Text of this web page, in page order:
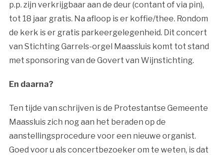
p.p. zijn verkrijgbaar aan de deur (contant of via pin),
tot 18 jaar gratis. Na afloop is er koffie/thee. Rondom
de kerk is er gratis parkeergelegenheid. Dit concert
van Stichting Garrels-orgel Maassluis komt tot stand
met sponsoring van de Govert van Wijnstichting.
En daarna?
Ten tijde van schrijven is de Protestantse Gemeente
Maassluis zich nog aan het beraden op de
aanstellingsprocedure voor een nieuwe organist.
Goed voor u als concertbezoeker om te weten, is dat